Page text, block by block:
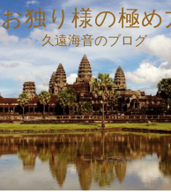
お独り様の極め
久遠海音のブログ